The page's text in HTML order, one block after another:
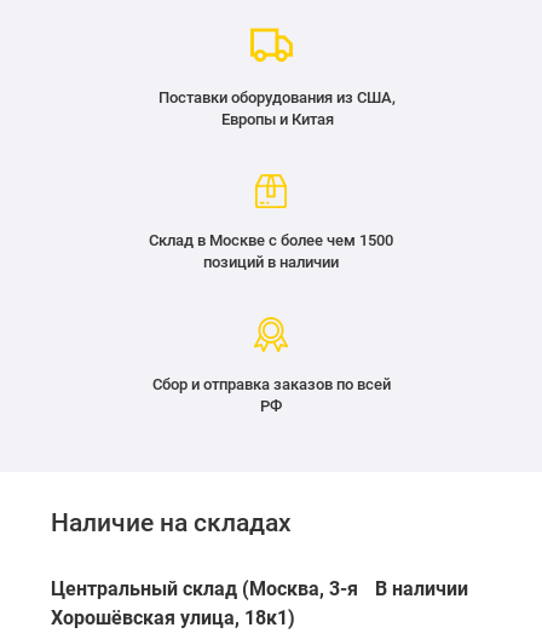
Поставки оборудования из США,
Европы и Китая
Склад в Москве с более чем 1500
позиций в наличии
Сбор и отправка заказов по всей
РФ
Наличие на складах
Центральный склад (Москва, 3-я
Хорошёвская улица, 18к1)
В наличии